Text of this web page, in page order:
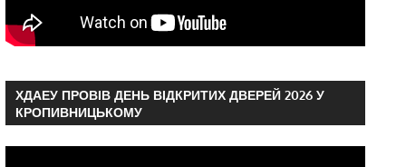
ХДАЕУ ПРОВІВ ДЕНЬ ВІДКРИТИХ ДВЕРЕЙ 2026 У
КРОПИВНИЦЬКОМУ